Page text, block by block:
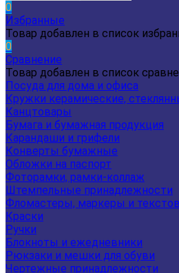
0
Избранные
Товар добавлен в список
0
Сравнение
Товар добавлен в список
Посуда для дома и офиса
Кружки керамические,
Канцтовары
Бумага и бумажная продукция
Карандаши и грифели
Конверты бумажные
Обложки на паспорт
Фоторамки, рамки-коллаж
Штемпельные принадлежности
Фломастеры, маркеры и
Краски
Ручки
Блокноты и ежедневники
Рюкзаки и мешки для обуви
Чертежные принадлежности